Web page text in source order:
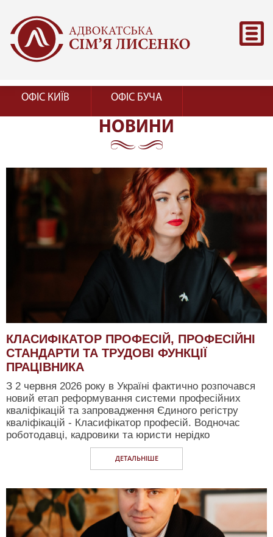
ОФІС КИЇВ ОФІС БУЧА
НОВИНИ
КЛАСИФІКАТОР ПРОФЕСІЙ, ПРОФЕСІЙНІ
СТАНДАРТИ ТА ТРУДОВІ ФУНКЦІЇ
ПРАЦІВНИКА
З 2 червня 2026 року в Україні фактично розпочався
новий етап реформування системи професійних
кваліфікацій та запровадження Єдиного регістру
кваліфікацій - Класифікатор професій. Водночас
роботодавці, кадровики та юристи нерідко
ДЕТАЛЬНIШЕ